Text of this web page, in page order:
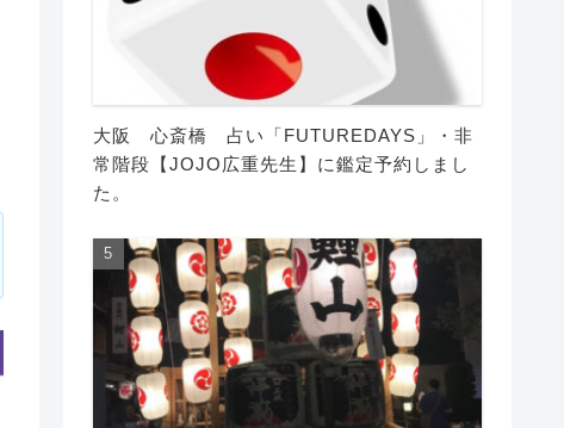
大阪 心斎橋 占い「FUTUREDAYS」・非
常階段【JOJO広重先生】に鑑定予約しまし
た。